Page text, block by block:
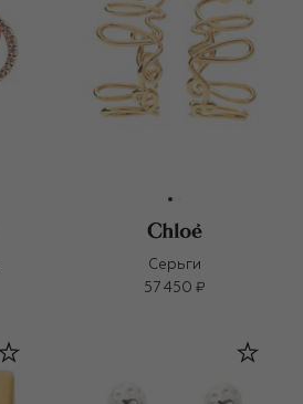
Серьги
57 450 ₽